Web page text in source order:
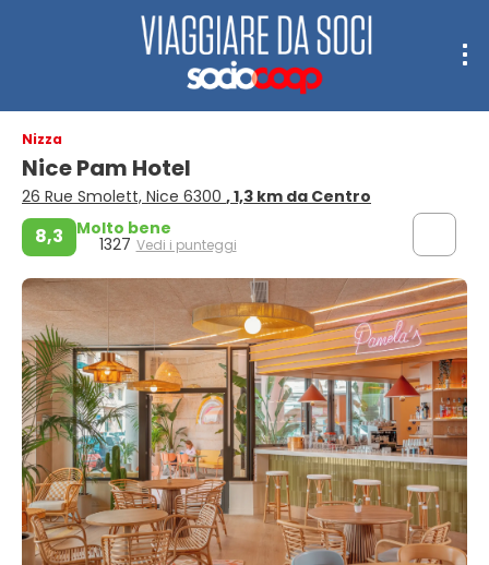
Nizza
Nice Pam Hotel
26 Rue Smolett, Nice 6300 , 1,3 km da Centro
8,3 Molto bene
1327 Vedi i punteggi